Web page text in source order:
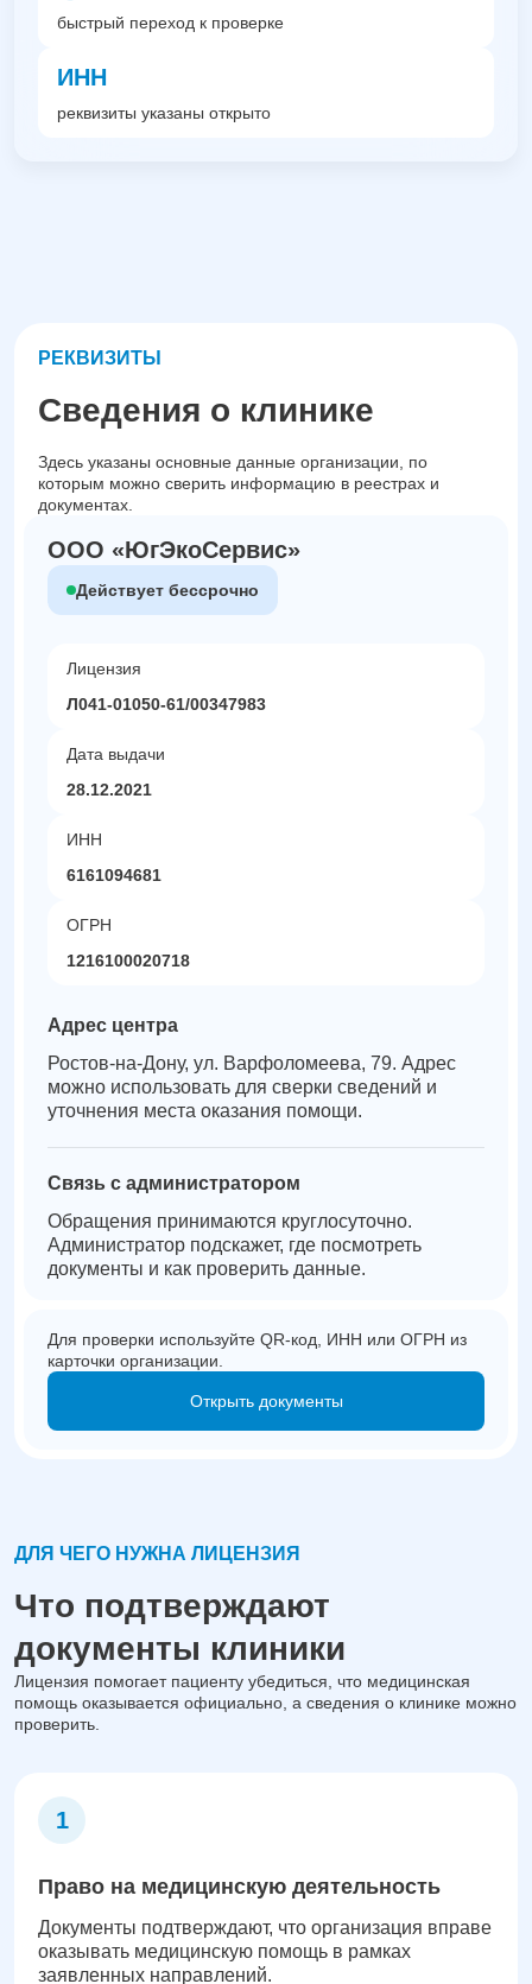
быстрый переход к проверке
ИНН
реквизиты указаны открыто
РЕКВИЗИТЫ
Сведения о клинике
Здесь указаны основные данные организации, по
которым можно сверить информацию в реестрах и
документах.
Для проверки используйте QR-код, ИНН или ОГРН из
карточки организации.
Открыть документы
ООО «ЮгЭкоСервис»
Действует бессрочно
Лицензия
Л041-01050-61/00347983
Дата выдачи
28.12.2021
ИНН
6161094681
ОГРН
1216100020718
Адрес центра
Ростов-на-Дону, ул. Варфоломеева, 79. Адрес
можно использовать для сверки сведений и
уточнения места оказания помощи.
Связь с администратором
Обращения принимаются круглосуточно.
Администратор подскажет, где посмотреть
документы и как проверить данные.
ДЛЯ ЧЕГО НУЖНА ЛИЦЕНЗИЯ
Что подтверждают
документы клиники
Лицензия помогает пациенту убедиться, что медицинская
помощь оказывается официально, а сведения о клинике можно
проверить.
Право на медицинскую деятельность
Документы подтверждают, что организация вправе
оказывать медицинскую помощь в рамках
заявленных направлений.